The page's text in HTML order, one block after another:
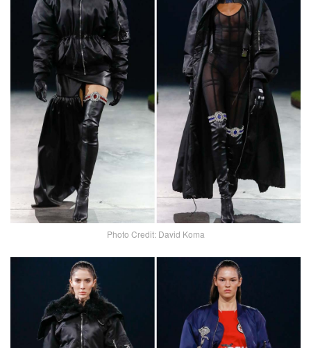
Photo Credit: David Koma